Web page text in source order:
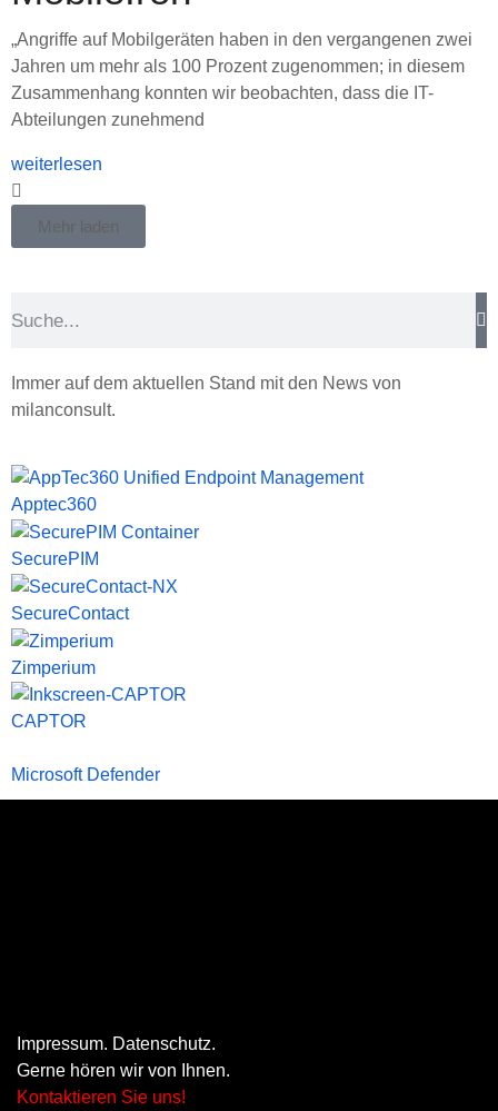
„Angriffe auf Mobilgeräten haben in den vergangenen zwei
Jahren um mehr als 100 Prozent zugenommen; in diesem
Zusammenhang konnten wir beobachten, dass die IT-
Abteilungen zunehmend
weiterlesen
Mehr laden
Immer auf dem aktuellen Stand mit den News von
milanconsult.
Apptec360
SecurePIM
SecureContact
Zimperium
CAPTOR
Microsoft Defender
Impressum. Datenschutz.
Gerne hören wir von Ihnen.
Kontaktieren Sie uns!